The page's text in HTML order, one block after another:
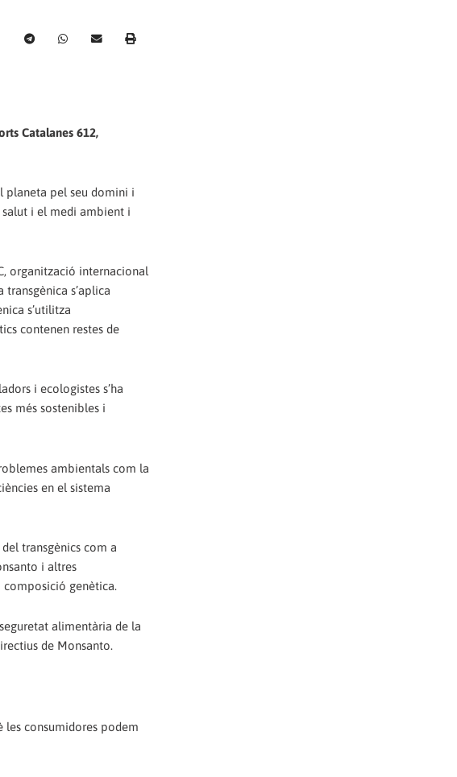
Catalanes 612,
planeta pel seu domini i
i el medi ambient i
organització internacional
s’aplica
s’utilitza
contenen restes de
i ecologistes s’ha
més sostenibles i
ambientals com la
en el sistema
transgènics com a
i altres
composició genètica.
alimentària de la
de Monsanto.
les consumidores podem